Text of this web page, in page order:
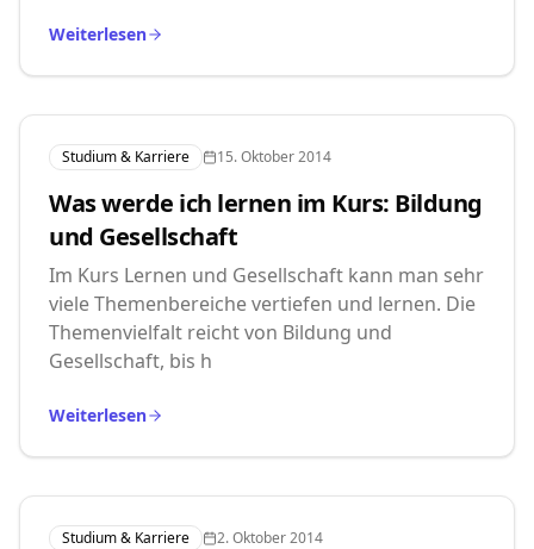
Weiterlesen
Studium & Karriere 15. Oktober 2014
Was werde ich lernen im Kurs: Bildung
und Gesellschaft
Im Kurs Lernen und Gesellschaft kann man sehr
viele Themenbereiche vertiefen und lernen. Die
Themenvielfalt reicht von Bildung und
Gesellschaft, bis h
Weiterlesen
Studium & Karriere 2. Oktober 2014